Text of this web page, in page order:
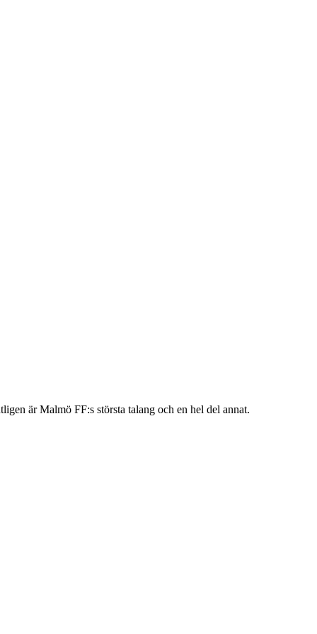
är Malmö FF:s största talang och en hel del annat.